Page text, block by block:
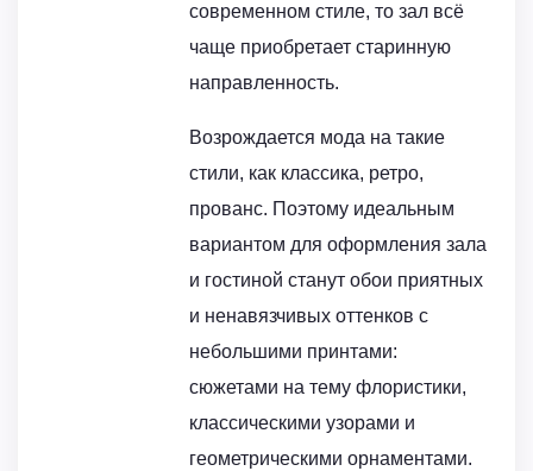
современном стиле, то зал всё
чаще приобретает старинную
направленность.
Возрождается мода на такие
стили, как классика, ретро,
прованс. Поэтому идеальным
вариантом для оформления зала
и гостиной станут обои приятных
и ненавязчивых оттенков с
небольшими принтами:
сюжетами на тему флористики,
классическими узорами и
геометрическими орнаментами.